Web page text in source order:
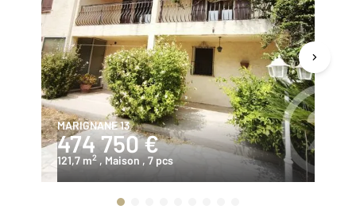
MARIGNANE 13
474 750 €
121,7 m2 , Maison, 7 pcs